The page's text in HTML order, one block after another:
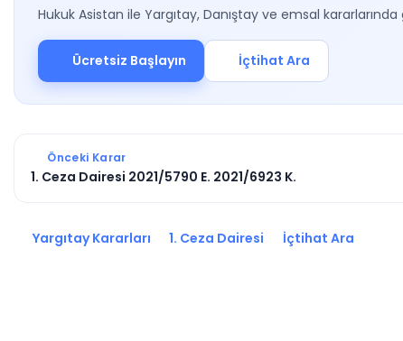
Hukuk Asistan ile Yargıtay, Danıştay ve emsal
Ücretsiz Başlayın İçtihat Ara
Önceki Karar
1. Ceza Dairesi 2021/5790 E. 2021/6923 K.
Yargıtay Kararları 1. Ceza Dairesi İçtihat Ara